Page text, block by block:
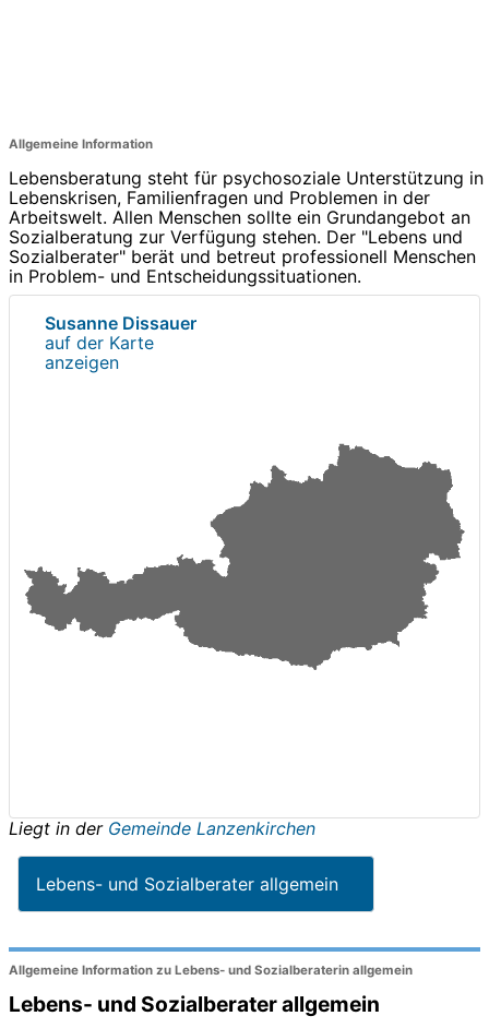
Allgemeine Information
Lebensberatung steht für psychosoziale Unterstützung in
Lebenskrisen, Familienfragen und Problemen in der
Arbeitswelt. Allen Menschen sollte ein Grundangebot an
Sozialberatung zur Verfügung stehen. Der "Lebens und
Sozialberater" berät und betreut professionell Menschen
in Problem- und Entscheidungssituationen.
Susanne Dissauer
auf der Karte
anzeigen
Liegt in der Gemeinde Lanzenkirchen
Lebens- und Sozialberater allgemein
Allgemeine Information zu Lebens- und Sozialberaterin allgemein
Lebens- und Sozialberater allgemein